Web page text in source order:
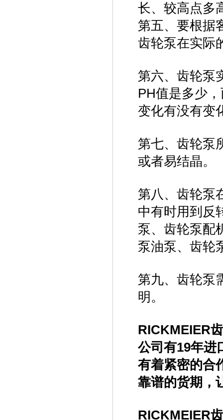
长、较高点多
第五、要根据
齿轮泵在实际
第六、齿轮泵
PH值是多少
变化有没有变
第七、齿轮泵
或者易结晶。
第八、齿轮泵
中有时用到反
泵、齿轮泵配
泵油泵、齿轮
第九、齿轮泵
明。
RICKMEIER
公司有19年进
有着紧密的合
靠谱的货期，
RICKMEIER